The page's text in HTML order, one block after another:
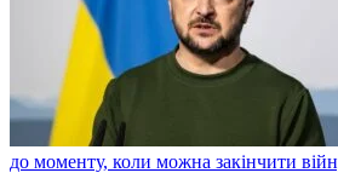
до моменту, коли можна закінчити